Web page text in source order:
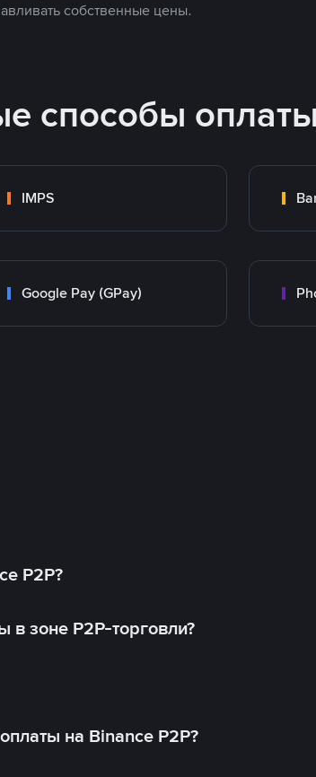
собственные цены.
способы оплаты
IMPS
Google Pay (GPay)
P2P?
в зоне P2P-торговли?
на Binance P2P?